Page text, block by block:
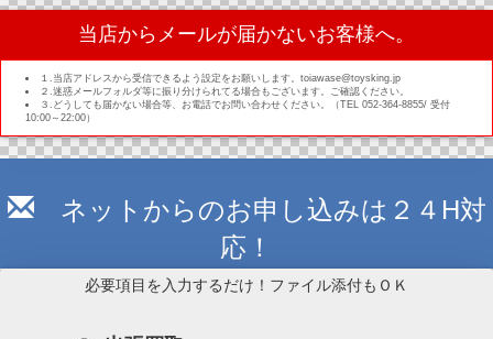
当店からメールが届かないお客様へ。
１.当店アドレスから受信できるよう設定をお願いします。toiawase@toysking.jp
２.迷惑メールフォルダ等に振り分けられてる場合もございます。ご確認ください。
３.どうしても届かない場合等、お電話でお問い合わせください。（TEL 052-364-8855/ 受付
10:00～22:00）
ネットからのお申し込みは２４H対
応！
必要項目を入力するだけ！ファイル添付もＯＫ